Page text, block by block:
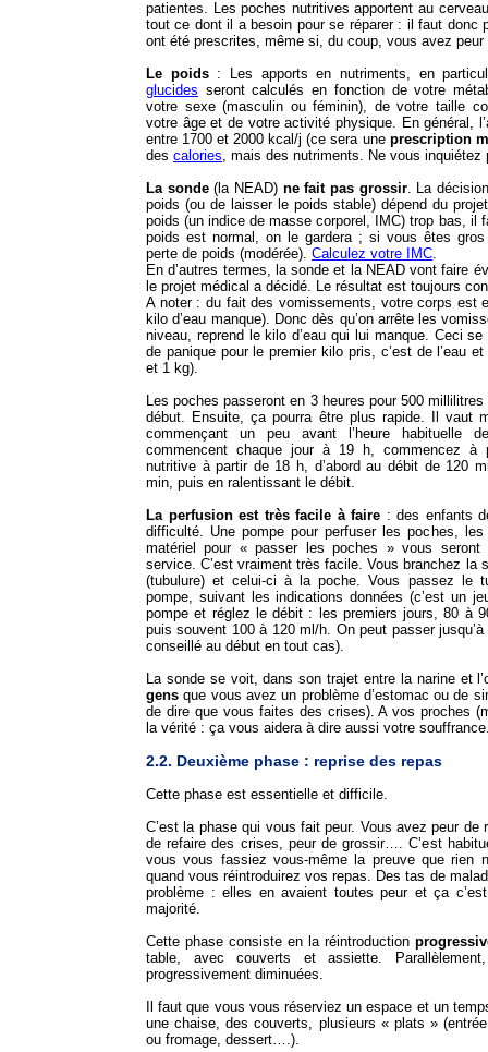
patientes. Les poches nutritives apportent au
tout ce dont il a besoin pour se réparer : il faut donc
ont été prescrites, même si, du coup, vous avez peur
Le poids: Les apports en nutriments, en
glucides seront calculés en fonction de votre
votre sexe (masculin ou féminin), de votre taille
votre âge et de votre activité physique. En général,
entre 1700 et 2000 kcal/j (ce sera une prescription
des calories, mais des nutriments. Ne vous inquiétez
La sonde(la NEAD) ne fait pas grossir. La
poids (ou de laisser le poids stable) dépend du
poids (un indice de masse corporel, IMC) trop bas, il
poids est normal, on le gardera ; si vous êtes
perte de poids (modérée). Calculez votre IMC.
En d’autres termes, la sonde et la NEAD vont faire
le projet médical a décidé. Le résultat est toujours
A noter : du fait des vomissements, votre corps est
kilo d’eau manque). Donc dès qu’on arrête les
niveau, reprend le kilo d’eau qui lui manque. Ceci
de panique pour le premier kilo pris, c’est de l’eau
et 1 kg).
Les poches passeront en 3 heures pour 500
début. Ensuite, ça pourra être plus rapide. Il vaut
commençant un peu avant l’heure
commencent chaque jour à 19 h, commencez à
nutritive à partir de 18 h, d’abord au débit de 120
min, puis en ralentissant le débit.
La perfusion est très facile à faire : des enfants
difficulté. Une pompe pour perfuser les poches,
matériel pour « passer les poches » vous seront
service. C’est vraiment très facile. Vous branchez la
(tubulure) et celui-ci à la poche. Vous passez le
pompe, suivant les indications données (c’est un
pompe et réglez le débit : les premiers jours, 80 à
puis souvent 100 à 120 ml/h. On peut passer
conseillé au début en tout cas).
La sonde se voit, dans son trajet entre la narine et
gens que vous avez un problème d’estomac ou de
de dire que vous faites des crises). A vos proches
la vérité : ça vous aidera à dire aussi votre
2.2. Deuxième phase : reprise des repas
Cette phase est essentielle et difficile.
C’est la phase qui vous fait peur. Vous avez peur de
de refaire des crises, peur de grossir…. C’est
vous vous fassiez vous-même la preuve que rien
quand vous réintroduirez vos repas. Des tas de
problème : elles en avaient toutes peur et ça
majorité.
Cette phase consiste en la réintroduction
table, avec couverts et assiette.
progressivement diminuées.
Il faut que vous vous réserviez un espace et un
une chaise, des couverts, plusieurs « plats »
ou fromage, dessert….).